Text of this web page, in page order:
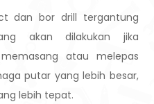
dan bor drill tergantung
akan dilakukan jika
atau melepas
putar yang lebih besar,
lebih tepat.